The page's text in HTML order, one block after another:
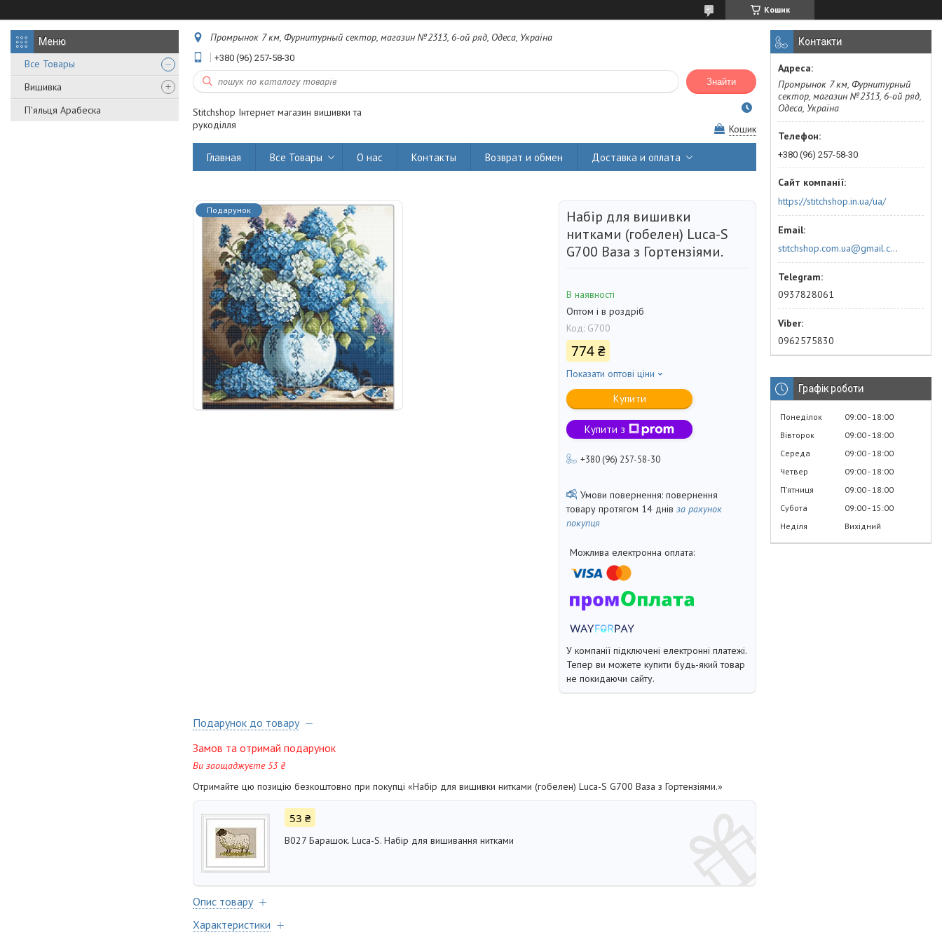
Кошик
Все Товары
Вишивка
П'яльця Арабеска
Промрынок 7 км, Фурнитурный сектор, магазин №2313, 6-ой ряд, Одеса, Україна
+380 (96) 257-58-30
Знайти
Stitchshop Інтернет магазин вишивки та
рукоділля
Кошик
Главная Все Товары О нас Контакты Возврат и обмен Доставка и оплата
Подарунок
Набір для вишивки
нитками (гобелен) Luca-S
G700 Ваза з Гортензіями.
В наявності
Оптом і в роздріб
Код: G700
774 ₴
Показати оптові ціни
Купити
Купити з
+380 (96) 257-58-30
повернення
товару протягом 14 днів за рахунок
покупця
У компанії підключені електронні платежі.
Тепер ви можете купити будь-який товар
не покидаючи сайту.
Подарунок до товару
Замов та отримай подарунок
Ви заощаджуєте 53 ₴
Отримайте цю позицію безкоштовно при покупці «Набір для вишивки нитками (гобелен) Luca-S G700 Ваза з Гортензіями.»
53 ₴
B027 Барашок. Luca-S. Набір для вишивання нитками
Опис товару
Характеристики
Контакти
Промрынок 7 км, Фурнитурный
сектор, магазин №2313, 6-ой ряд,
Одеса, Україна
+380 (96) 257-58-30
https://stitchshop.in.ua/ua/
stitchshop.com.ua@gmail.com
0937828061
0962575830
Графік роботи
Понеділок 09:00 18:00
Вівторок
09:00 18:00
Середа
09:00 18:00
Четвер
09:00 18:00
Пʼятниця
09:00 18:00
Субота
09:00 15:00
Неділя
Вихідний